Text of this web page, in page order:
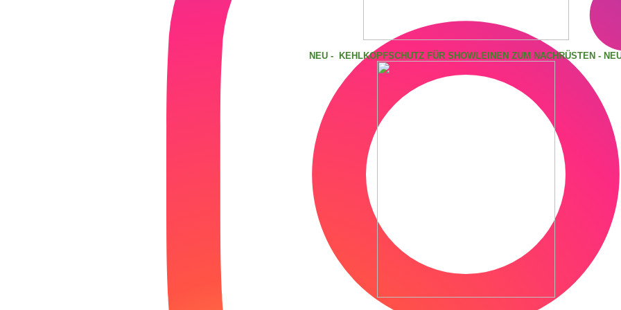
NEU - KEHLKOPFSCHUTZ FÜR SHOWLEINEN ZUM NACHRÜSTEN -